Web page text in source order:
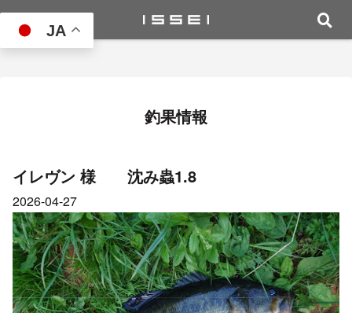
JA
釣果情報
イレヴン 様 沈み蟲1.8
2026-04-27